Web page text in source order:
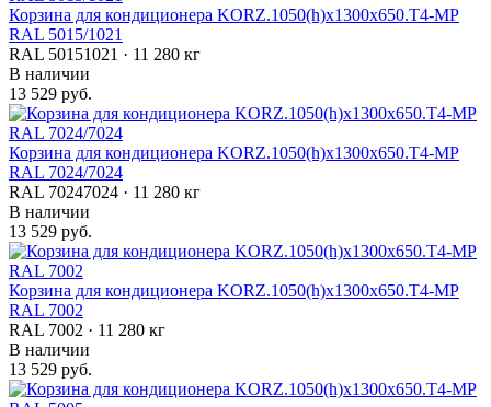
Корзина для кондиционера KORZ.1050(h)x1300x650.T4-МP
RAL 5015/1021
RAL 50151021 · 11 280 кг
В наличии
13 529 руб.
Корзина для кондиционера KORZ.1050(h)x1300x650.T4-МP
RAL 7024/7024
RAL 70247024 · 11 280 кг
В наличии
13 529 руб.
Корзина для кондиционера KORZ.1050(h)x1300x650.T4-МP
RAL 7002
RAL 7002 · 11 280 кг
В наличии
13 529 руб.